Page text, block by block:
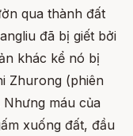
qua thành đất
đã bị giết bởi
khác kể nó bị
Zhurong (phiên
máu của
xuống đất, đầu